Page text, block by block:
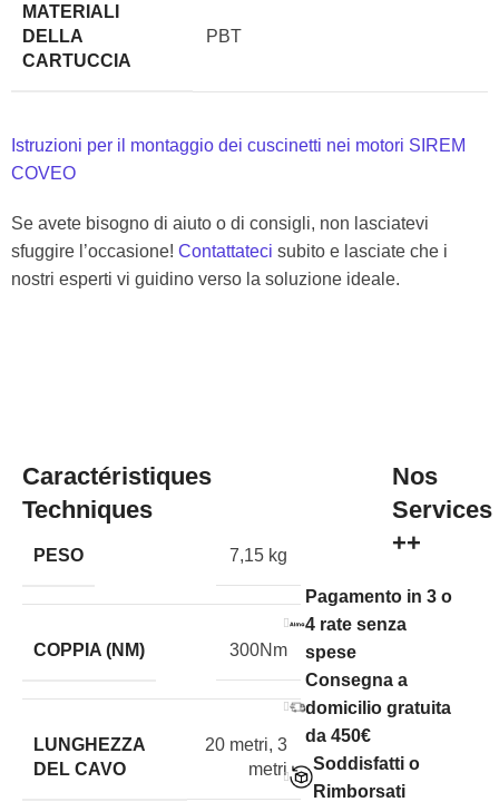
MATERIALI
DELLA
CARTUCCIA
PBT
Istruzioni per il montaggio dei cuscinetti nei motori SIREM
COVEO
Se avete bisogno di aiuto o di consigli, non lasciatevi
sfuggire l’occasione! Contattateci subito e lasciate che i
nostri esperti vi guidino verso la soluzione ideale.
Caractéristiques
Techniques
PESO 7,15 kg
COPPIA (NM) 300Nm
LUNGHEZZA
DEL CAVO
20 metri, 3
metri
Nos
Services
++
Pagamento in 3 o
4 rate senza
spese
Consegna a
domicilio gratuita
da 450€
Soddisfatti o
Rimborsati